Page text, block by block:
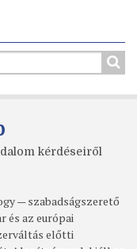
kérdéseiről
— szabadságszerető
és az európai
előtti